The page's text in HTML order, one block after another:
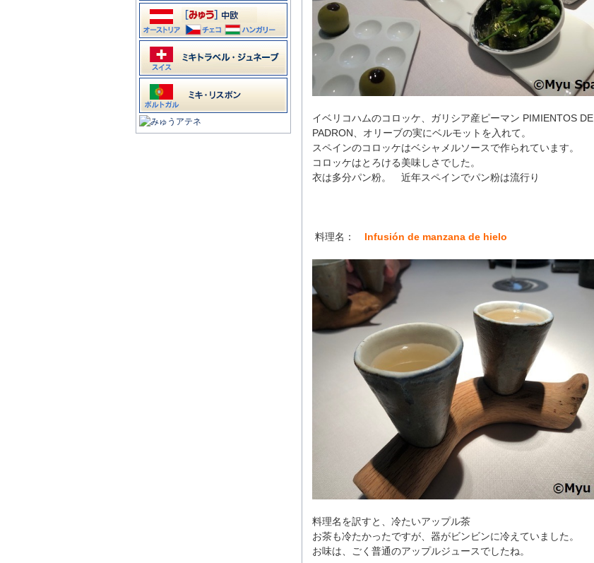
イベリコハムのコロッケ、ガリシア産ピーマン PIMIENTOS DE
PADRON、オリーブの実にベルモットを入れて。
スペインのコロッケはベシャメルソースで作られています。
コロッケはとろける美味しさでした。
衣は多分パン粉。 近年スペインでパン粉は流行り
料理名： Infusión de manzana de hielo
料理名を訳すと、冷たいアップル茶
お茶も冷たかったですが、器がビンビンに冷えていました。
お味は、ごく普通のアップルジュースでしたね。